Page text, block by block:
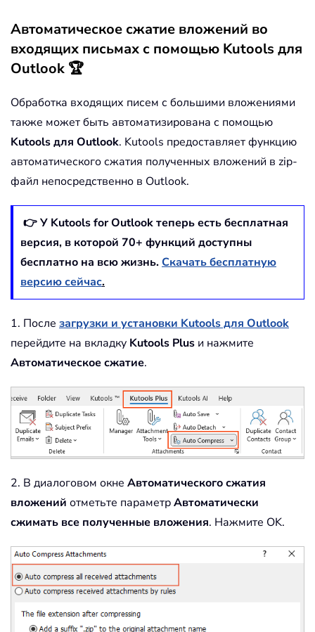
Автоматическое сжатие вложений во
входящих письмах с помощью Kutools для
Outlook 🏆
Обработка входящих писем с большими вложениями
также может быть автоматизирована с помощью
Kutools для Outlook. Kutools предоставляет функцию
автоматического сжатия полученных вложений в zip-
файл непосредственно в Outlook.
👉 У Kutools for Outlook теперь есть бесплатная
версия, в которой 70+ функций доступны
бесплатно на всю жизнь.Скачать бесплатную
версию сейчас.
1. После загрузки и установки Kutools для Outlook
перейдите на вкладку Kutools Plus и нажмите
Автоматическое сжатие.
2. В диалоговом окне Автоматического сжатия
вложений отметьте параметрАвтоматически
сжимать все полученные вложения. Нажмите OK.